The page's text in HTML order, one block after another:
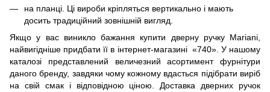
на планці. Ці вироби кріпляться вертикально і мають
досить традиційний зовнішній вигляд.
Якщо у вас виникло бажання купити дверну ручку Mariani,
найвигідніше придбати її в інтернет-магазині «‎740»‎. У нашому
каталозі представлений величезний асортимент фурнітури
даного бренду, завдяки чому кожному вдасться підібрати виріб
на свій смак і відповідною ціною. Доставка дверних ручок